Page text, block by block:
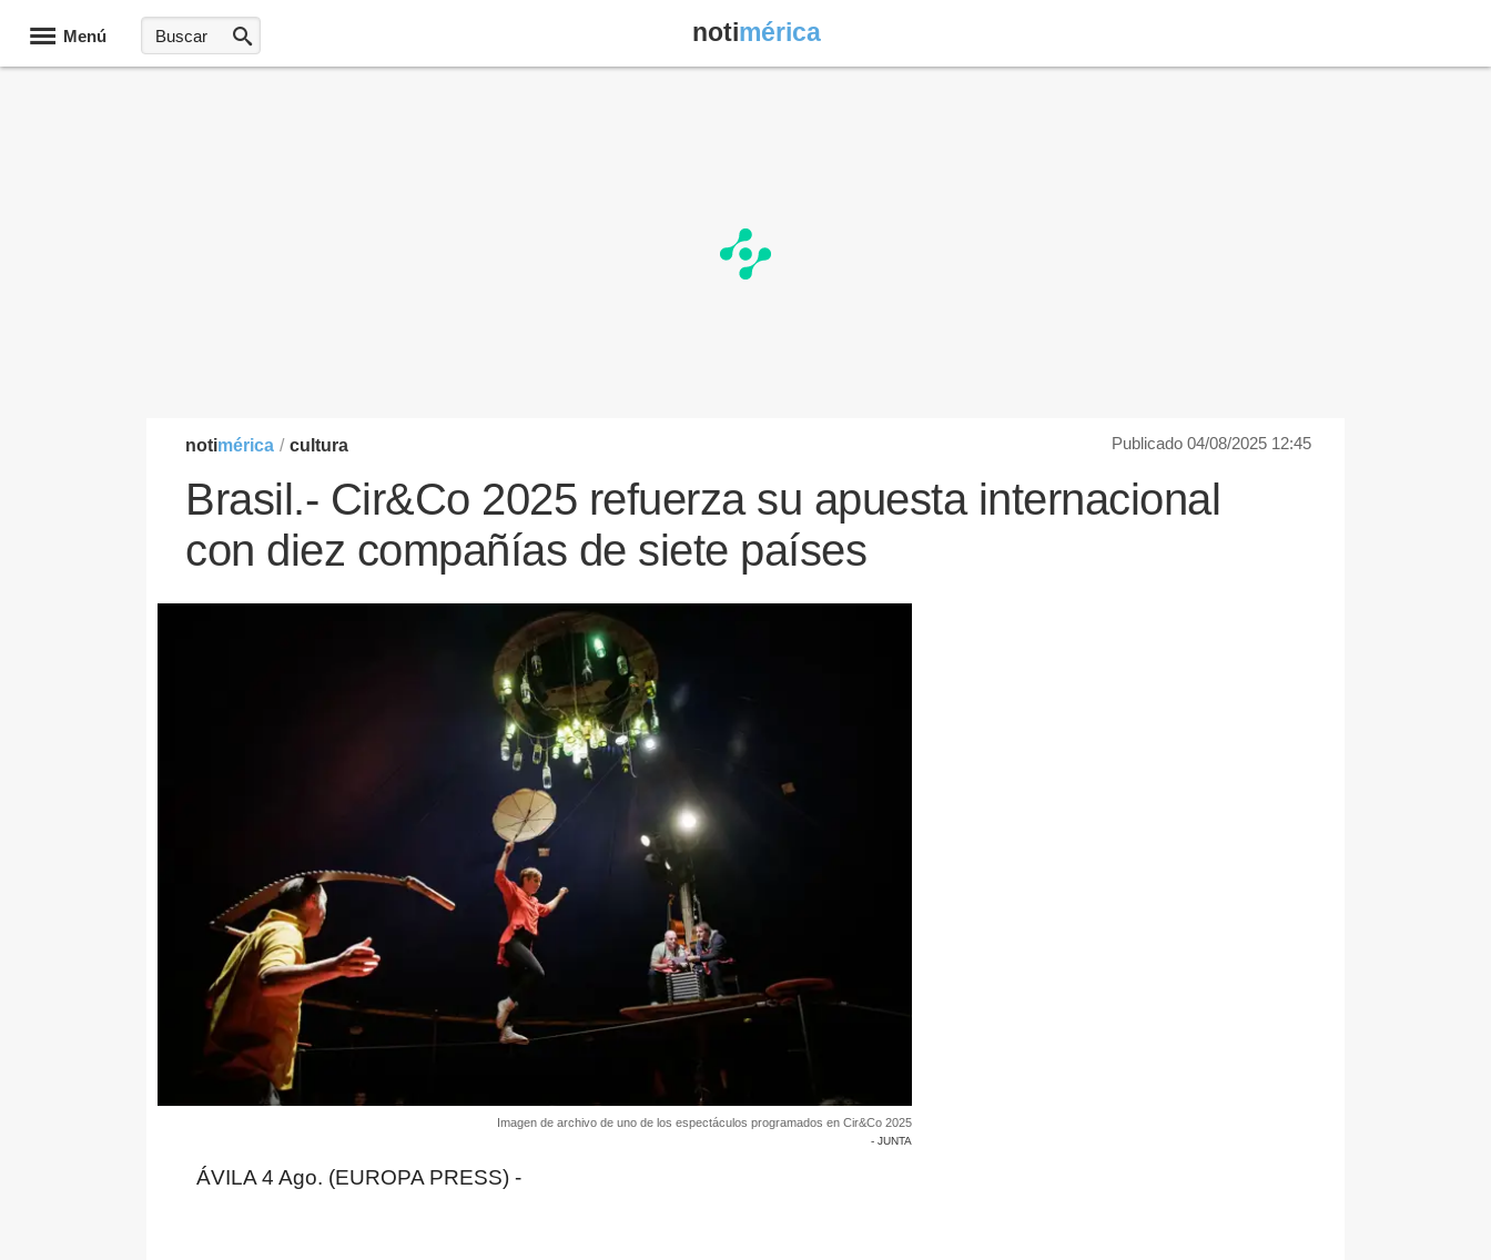
Menú notimérica
notimérica / cultura Publicado 04/08/2025 12:45
Brasil.- Cir&Co 2025 refuerza su apuesta internacional
con diez compañías de siete países
Imagen de archivo de uno de los espectáculos programados en Cir&Co 2025
- JUNTA
ÁVILA 4 Ago. (EUROPA PRESS) -